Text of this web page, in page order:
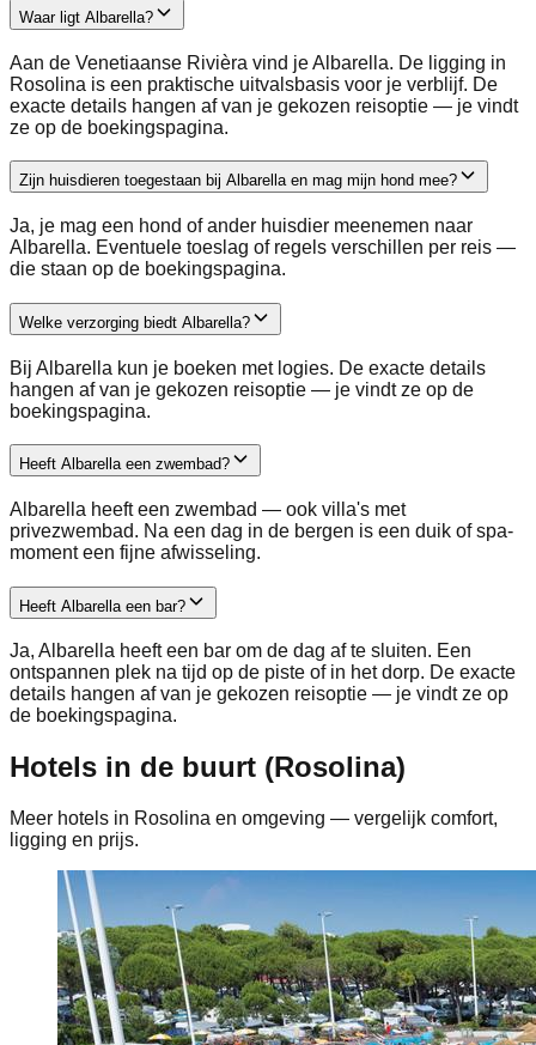
Waar ligt Albarella?
Aan de Venetiaanse Rivièra vind je Albarella. De ligging in
Rosolina is een praktische uitvalsbasis voor je verblijf. De
exacte details hangen af van je gekozen reisoptie — je vindt
ze op de boekingspagina.
Zijn huisdieren toegestaan bij Albarella en mag mijn hond mee?
Ja, je mag een hond of ander huisdier meenemen naar
Albarella. Eventuele toeslag of regels verschillen per reis —
die staan op de boekingspagina.
Welke verzorging biedt Albarella?
Bij Albarella kun je boeken met logies. De exacte details
hangen af van je gekozen reisoptie — je vindt ze op de
boekingspagina.
Heeft Albarella een zwembad?
Albarella heeft een zwembad — ook villa's met
privezwembad. Na een dag in de bergen is een duik of spa-
moment een fijne afwisseling.
Heeft Albarella een bar?
Ja, Albarella heeft een bar om de dag af te sluiten. Een
ontspannen plek na tijd op de piste of in het dorp. De exacte
details hangen af van je gekozen reisoptie — je vindt ze op
de boekingspagina.
Hotels in de buurt (Rosolina)
Meer hotels in Rosolina en omgeving — vergelijk comfort,
ligging en prijs.